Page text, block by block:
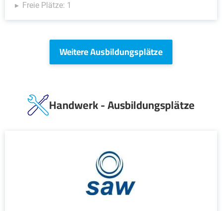
Freie Plätze: 1
Weitere Ausbildungsplätze
Handwerk - Ausbildungsplätze